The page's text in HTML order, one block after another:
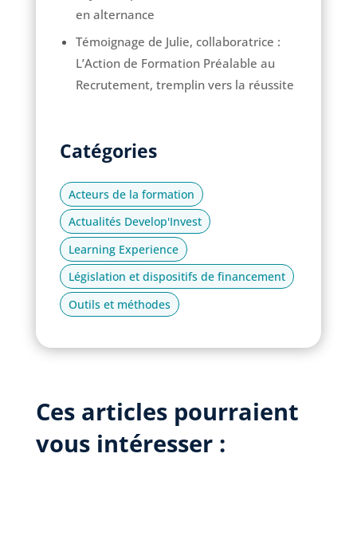
en alternance
Témoignage de Julie, collaboratrice :
L’Action de Formation Préalable au
Recrutement, tremplin vers la réussite
Catégories
Acteurs de la formation
Actualités Develop'Invest
Learning Experience
Législation et dispositifs de financement
Outils et méthodes
Ces articles pourraient
vous intéresser :